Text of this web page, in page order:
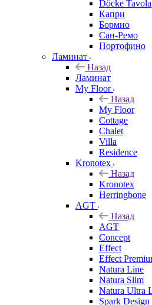
Döcke Tavola
Капри
Бормио
Сан-Ремо
Портофино
Ламинат
Назад
Ламинат
My Floor
Назад
My Floor
Cottage
Chalet
Villa
Residence
Kronotex
Назад
Kronotex
Herringbone
AGT
Назад
AGT
Concept
Effect
Effect
Natura Line
Natura Slim
Natura Ultra
Spark